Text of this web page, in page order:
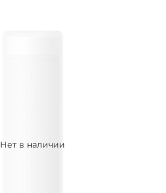
Нет в наличии